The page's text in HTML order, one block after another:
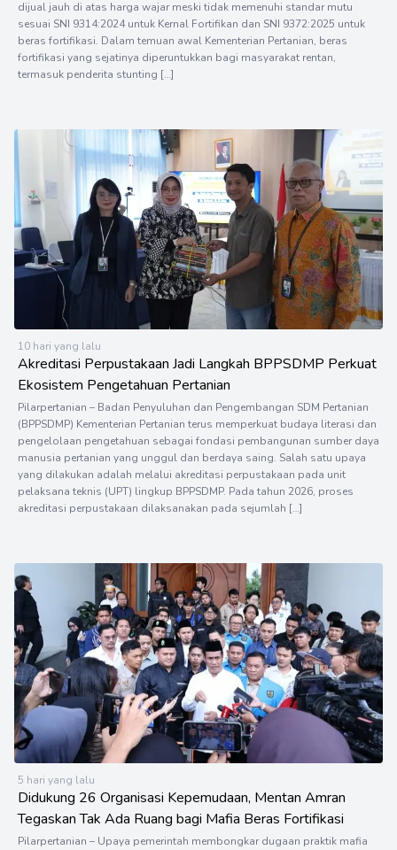
dijual jauh di atas harga wajar meski tidak memenuhi standar mutu
sesuai SNI 9314:2024 untuk Kernal Fortifikan dan SNI 9372:2025 untuk
beras fortifikasi. Dalam temuan awal Kementerian Pertanian, beras
fortifikasi yang sejatinya diperuntukkan bagi masyarakat rentan,
termasuk penderita stunting […]
10 hari yang lalu
Akreditasi Perpustakaan Jadi Langkah BPPSDMP Perkuat
Ekosistem Pengetahuan Pertanian
Pilarpertanian – Badan Penyuluhan dan Pengembangan SDM Pertanian
(BPPSDMP) Kementerian Pertanian terus memperkuat budaya literasi dan
pengelolaan pengetahuan sebagai fondasi pembangunan sumber daya
manusia pertanian yang unggul dan berdaya saing. Salah satu upaya
yang dilakukan adalah melalui akreditasi perpustakaan pada unit
pelaksana teknis (UPT) lingkup BPPSDMP. Pada tahun 2026, proses
akreditasi perpustakaan dilaksanakan pada sejumlah […]
5 hari yang lalu
Didukung 26 Organisasi Kepemudaan, Mentan Amran
Tegaskan Tak Ada Ruang bagi Mafia Beras Fortifikasi
Pilarpertanian – Upaya pemerintah membongkar dugaan praktik mafia